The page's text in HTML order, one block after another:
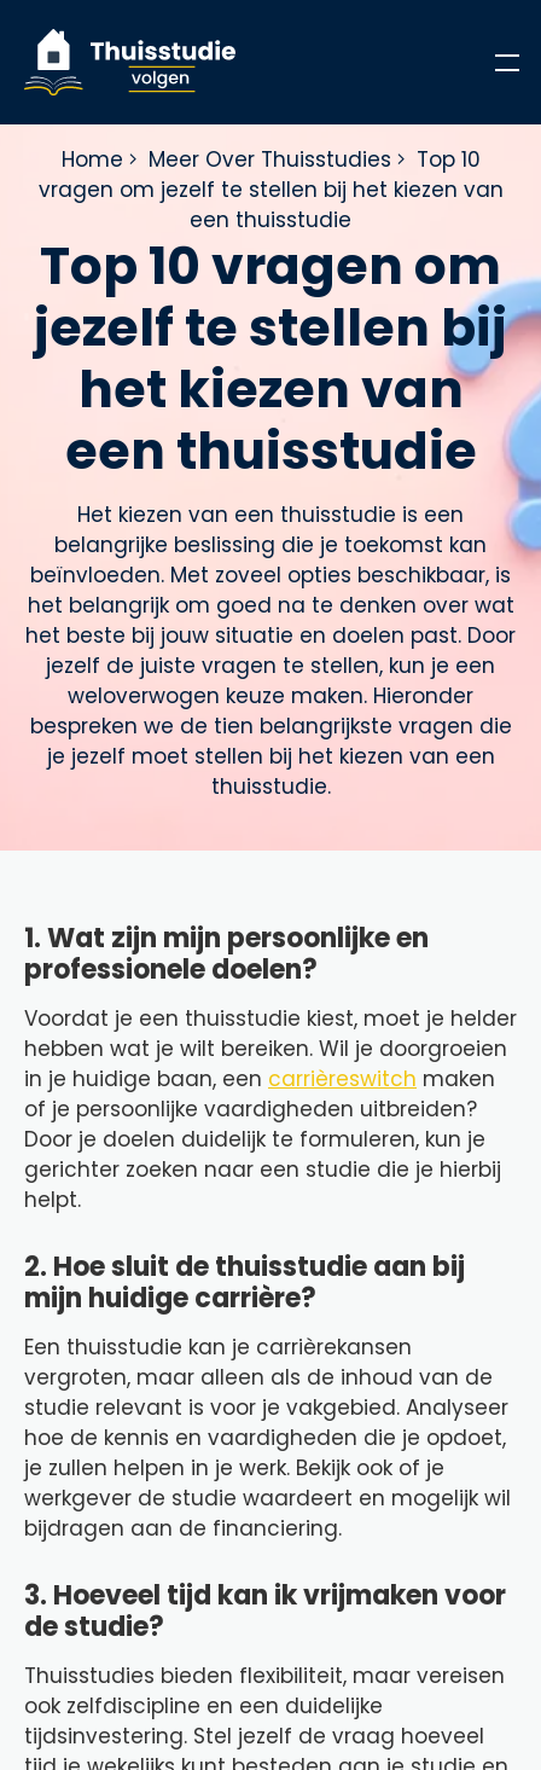
Home Meer Over Thuisstudies
Top 10
vragen om jezelf te stellen bij het kiezen van
een thuisstudie
Top 10 vragen om
jezelf te stellen bij
het kiezen van
een thuisstudie
Het kiezen van een thuisstudie is een
belangrijke beslissing die je toekomst kan
beïnvloeden. Met zoveel opties beschikbaar, is
het belangrijk om goed na te denken over wat
het beste bij jouw situatie en doelen past. Door
jezelf de juiste vragen te stellen, kun je een
weloverwogen keuze maken. Hieronder
bespreken we de tien belangrijkste vragen die
je jezelf moet stellen bij het kiezen van een
thuisstudie.
1. Wat zijn mijn persoonlijke en
professionele doelen?
Voordat je een thuisstudie kiest, moet je helder
hebben wat je wilt bereiken. Wil je doorgroeien
in je huidige baan, een carrièreswitch maken
of je persoonlijke vaardigheden uitbreiden?
Door je doelen duidelijk te formuleren, kun je
gerichter zoeken naar een studie die je hierbij
helpt.
2. Hoe sluit de thuisstudie aan bij
mijn huidige carrière?
Een thuisstudie kan je carrièrekansen
vergroten, maar alleen als de inhoud van de
studie relevant is voor je vakgebied. Analyseer
hoe de kennis en vaardigheden die je opdoet,
je zullen helpen in je werk. Bekijk ook of je
werkgever de studie waardeert en mogelijk wil
bijdragen aan de financiering.
3. Hoeveel tijd kan ik vrijmaken voor
de studie?
Thuisstudies bieden flexibiliteit, maar vereisen
ook zelfdiscipline en een duidelijke
tijdsinvestering. Stel jezelf de vraag hoeveel